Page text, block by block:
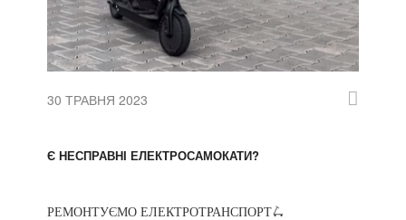
30 ТРАВНЯ 2023
Є НЕСПРАВНІ ЕЛЕКТРОСАМОКАТИ?
РЕМОНТУЄМО ЕЛЕКТРОТРАНСПОРТ🛴